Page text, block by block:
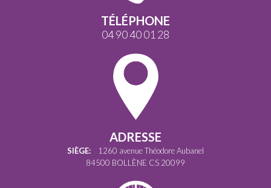
TÉLÉPHONE
04 90 40 01 28
ADRESSE
SIÈGE: 1260 avenue Théodore Aubanel
84500 BOLLÈNE CS 20099